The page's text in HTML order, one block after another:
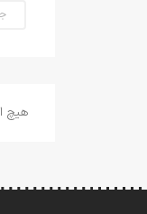
هیچ